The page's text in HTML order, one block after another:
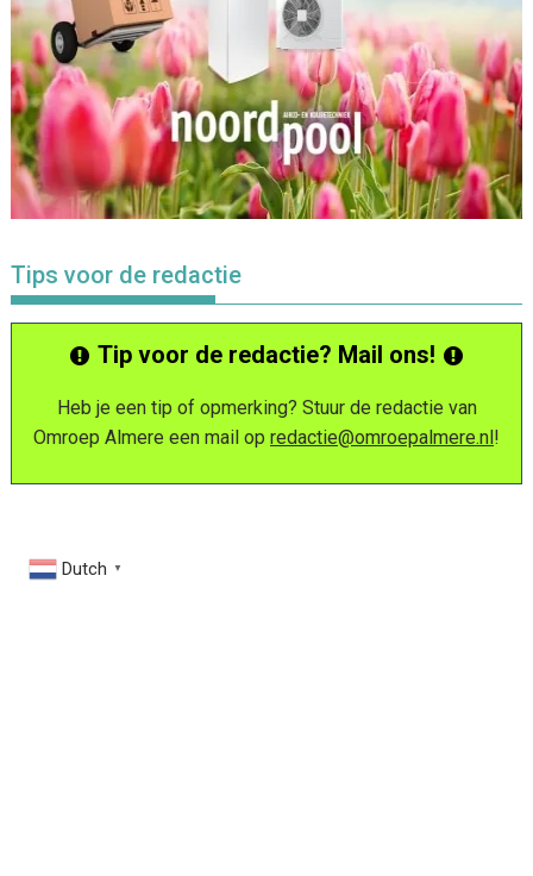
Tips voor de redactie
Tip voor de redactie? Mail ons!
Heb je een tip of opmerking? Stuur de redactie van
Omroep Almere een mail op redactie@omroepalmere.nl!
Dutch ▼